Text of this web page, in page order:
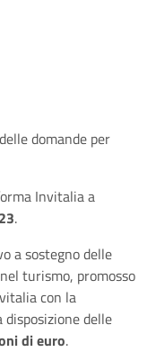
domande per
Invitalia a
.
a sostegno delle
turismo, promosso
con la
disposizione delle
di euro.